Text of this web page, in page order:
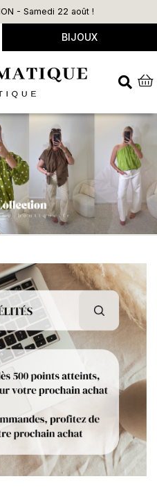
- Samedi 22 août !
BIJOUX